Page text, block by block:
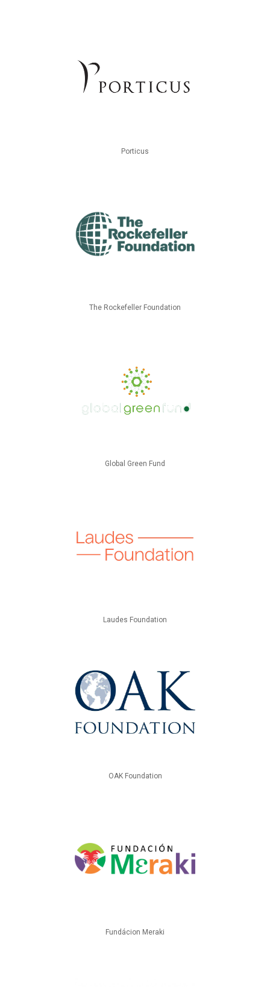
Porticus
The Rockefeller Foundation
Global Green Fund
Laudes Foundation
OAK Foundation
Fundácion Meraki